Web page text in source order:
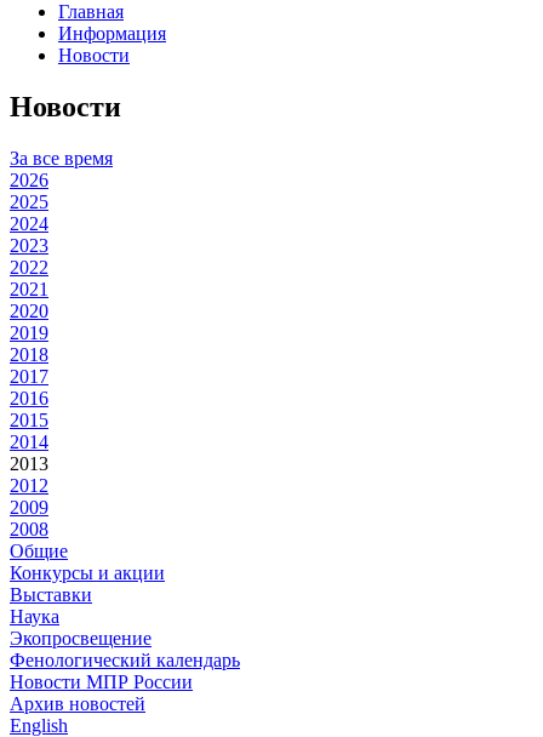
Главная
Информация
Новости
Новости
За все время
2026
2025
2024
2023
2022
2021
2020
2019
2018
2017
2016
2015
2014
2013
2012
2009
2008
Общие
Конкурсы и акции
Выставки
Наука
Экопросвещение
Фенологический календарь
Новости МПР России
Архив новостей
English